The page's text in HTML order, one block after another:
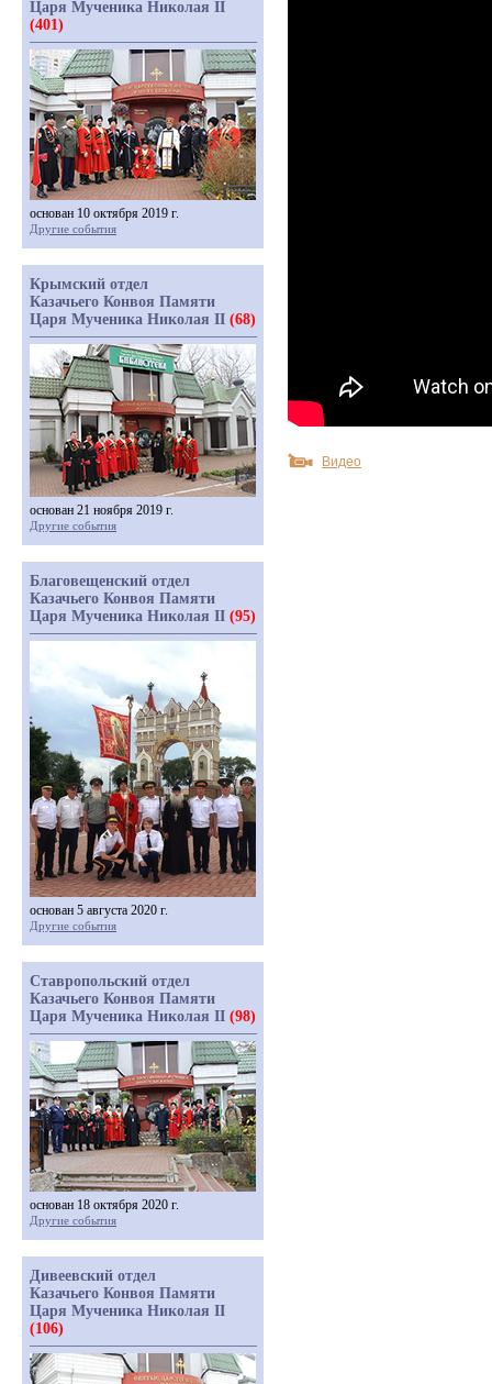
Видео
Царя Мученика Николая II
(401)
основан 10 октября 2019 г.
Другие события
Крымский отдел
Казачьего Конвоя Памяти
Царя Мученика Николая II (68)
основан 21 ноября 2019 г.
Другие события
Благовещенский отдел
Казачьего Конвоя Памяти
Царя Мученика Николая II (95)
основан 5 августа 2020 г.
Другие события
Ставропольский отдел
Казачьего Конвоя Памяти
Царя Мученика Николая II (98)
основан 18 октября 2020 г.
Другие события
Дивеевский отдел
Казачьего Конвоя Памяти
Царя Мученика Николая II
(106)